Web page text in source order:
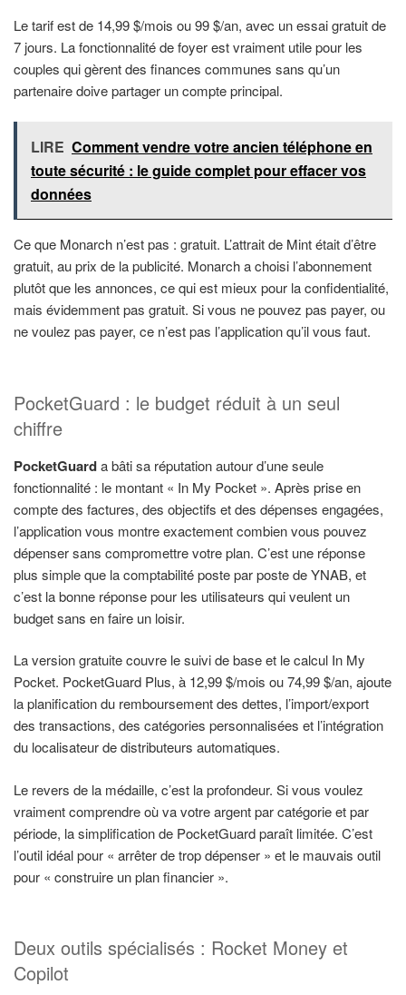
Le tarif est de 14,99 $/mois ou 99 $/an, avec un essai gratuit de
7 jours. La fonctionnalité de foyer est vraiment utile pour les
couples qui gèrent des finances communes sans qu’un
partenaire doive partager un compte principal.
LIRE Comment vendre votre ancien téléphone en
toute sécurité : le guide complet pour effacer vos
données
Ce que Monarch n’est pas : gratuit. L’attrait de Mint était d’être
gratuit, au prix de la publicité. Monarch a choisi l’abonnement
plutôt que les annonces, ce qui est mieux pour la confidentialité,
mais évidemment pas gratuit. Si vous ne pouvez pas payer, ou
ne voulez pas payer, ce n’est pas l’application qu’il vous faut.
PocketGuard : le budget réduit à un seul
chiffre
PocketGuarda bâti sa réputation autour d’une seule
fonctionnalité : le montant « In My Pocket ». Après prise en
compte des factures, des objectifs et des dépenses engagées,
l’application vous montre exactement combien vous pouvez
dépenser sans compromettre votre plan. C’est une réponse
plus simple que la comptabilité poste par poste de YNAB, et
c’est la bonne réponse pour les utilisateurs qui veulent un
budget sans en faire un loisir.
La version gratuite couvre le suivi de base et le calcul In My
Pocket. PocketGuard Plus, à 12,99 $/mois ou 74,99 $/an, ajoute
la planification du remboursement des dettes, l’import/export
des transactions, des catégories personnalisées et l’intégration
du localisateur de distributeurs automatiques.
Le revers de la médaille, c’est la profondeur. Si vous voulez
vraiment comprendre où va votre argent par catégorie et par
période, la simplification de PocketGuard paraît limitée. C’est
l’outil idéal pour « arrêter de trop dépenser » et le mauvais outil
pour « construire un plan financier ».
Deux outils spécialisés : Rocket Money et
Copilot